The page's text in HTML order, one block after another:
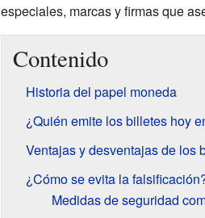
especiales, marcas y firmas que
Contenido
Historia del papel moneda
¿Quién emite los billetes hoy
Ventajas y desventajas de los
¿Cómo se evita la
Medidas de seguridad